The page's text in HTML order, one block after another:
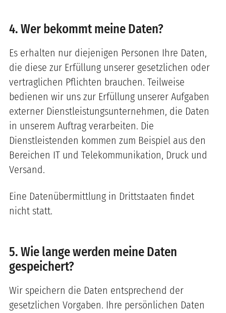
4. Wer bekommt meine Daten?
Es erhalten nur diejenigen Personen Ihre Daten,
die diese zur Erfüllung unserer gesetzlichen oder
vertraglichen Pflichten brauchen. Teilweise
bedienen wir uns zur Erfüllung unserer Aufgaben
externer Dienstleistungsunternehmen, die Daten
in unserem Auftrag verarbeiten. Die
Dienstleistenden kommen zum Beispiel aus den
Bereichen IT und Telekommunikation, Druck und
Versand.
Eine Datenübermittlung in Drittstaaten findet
nicht statt.
5. Wie lange werden meine Daten
gespeichert?
Wir speichern die Daten entsprechend der
gesetzlichen Vorgaben. Ihre persönlichen Daten